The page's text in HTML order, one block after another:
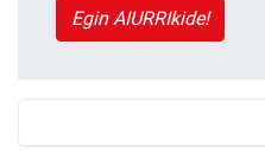
Egin AIURRIkide!